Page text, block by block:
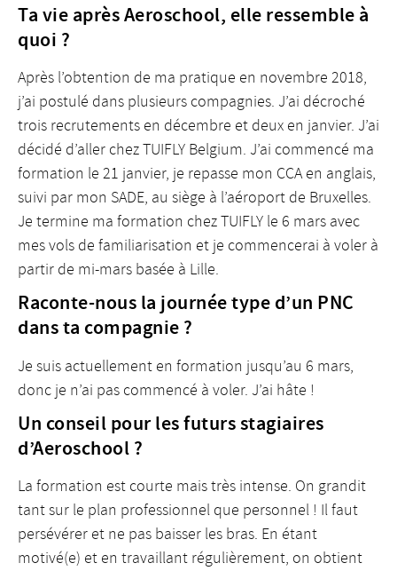
Ta vie après Aeroschool, elle ressemble à
quoi ?
Après l’obtention de ma pratique en novembre 2018,
j’ai postulé dans plusieurs compagnies. J’ai décroché
trois recrutements en décembre et deux en janvier. J’ai
décidé d’aller chez TUIFLY Belgium. J’ai commencé ma
formation le 21 janvier, je repasse mon CCA en anglais,
suivi par mon SADE, au siège à l’aéroport de Bruxelles.
Je termine ma formation chez TUIFLY le 6 mars avec
mes vols de familiarisation et je commencerai à voler à
partir de mi-mars basée à Lille.
Raconte-nous la journée type d’un PNC
dans ta compagnie ?
Je suis actuellement en formation jusqu’au 6 mars,
donc je n’ai pas commencé à voler. J’ai hâte !
Un conseil pour les futurs stagiaires
d’Aeroschool ?
La formation est courte mais très intense. On grandit
tant sur le plan professionnel que personnel ! Il faut
persévérer et ne pas baisser les bras. En étant
motivé(e) et en travaillant régulièrement, on obtient